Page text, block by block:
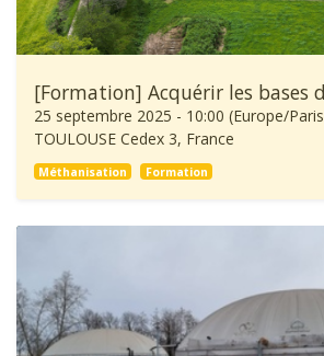
25 septembre 2025 - 10:00 (Europe/Paris
TOULOUSE Cedex 3, France
Méthanisation Formation